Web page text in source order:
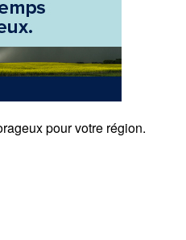
pour votre région.